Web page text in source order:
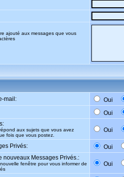
ajouté aux messages que vous
mail:
Oui
Oui
aux sujets que vous avez
fois que vous postez.
Oui
Privés:
Oui
nouveaux Messages Privés.:
fenêtre pour vous informer de
Oui